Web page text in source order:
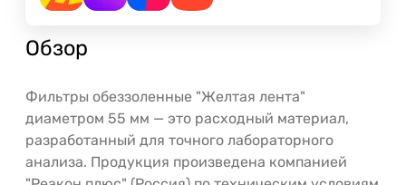
Обзор
Фильтры обеззоленные "Желтая лента"
диаметром 55 мм — это расходный материал,
разработанный для точного лабораторного
анализа. Продукция произведена компанией